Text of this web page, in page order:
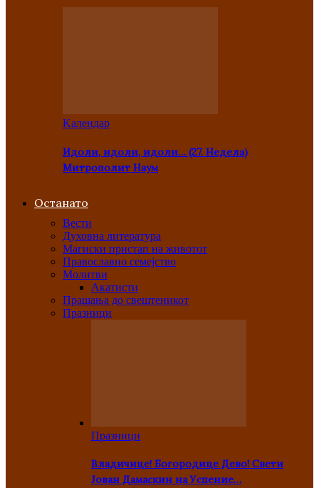
Kалендар
Идоли, идоли, идоли… (27. Недела)
Митрополит Наум
Останато
Вести
Духовна литература
Магиски пристап на животот
Православно семејство
Молитви
Акатисти
Прашања до свештеникот
Празници
Празници
Владичице! Богородице Дево! Свети
Јован Дамаскин на Успение…